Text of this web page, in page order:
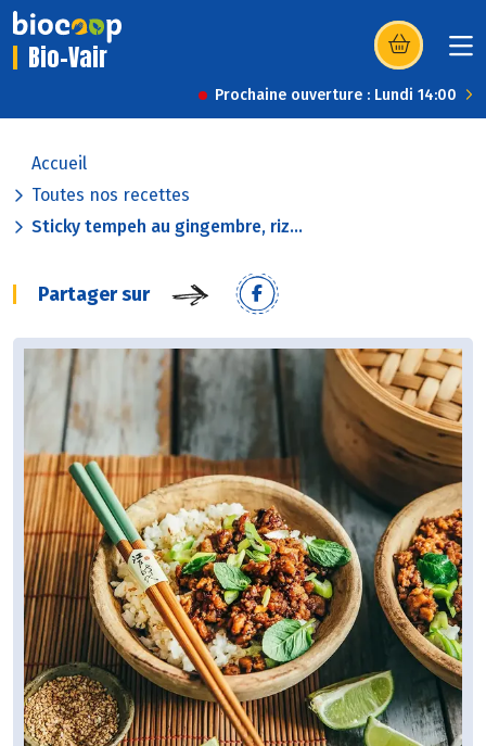
Bio-Vair (s’ouvre dans
Prochaine ouverture : Lundi 14:00
Accueil
Toutes nos recettes
Sticky tempeh au gingembre, riz...
Partager sur